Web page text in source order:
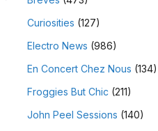
Curiosities (127)
Electro News (986)
En Concert Chez Nous (134)
Froggies But Chic (211)
John Peel Sessions (140)